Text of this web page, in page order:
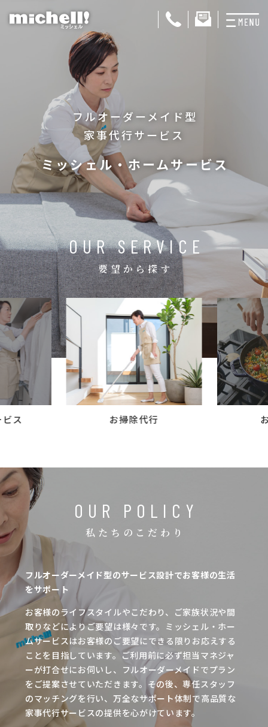
お料理代行
おためしサービス
サービス一覧
ご契約者さま限定サ
会社紹介
コラム
ご案内
お知らせ
家事スタッフ募集
働く仲間インタビュー
フルオーダーメイド型
家事代行サービス
ミッシェル・ホームサービス
OUR SERVICE
要望から探す
ス お掃除代行
OUR POLICY
私たちのこだわり
フルオーダーメイド型のサービス設計でお客様の生活
をサポート
お客様のライフスタイルやこだわり、ご家族状況や間
取りなどによりご要望は様々です。ミッシェル・ホー
ムサービスはお客様のご要望にできる限りお応えする
ことを目指しています。ご利用前に必ず担当マネジャ
ーが打合せにお伺いし、フルオーダーメイドでプラン
をご提案させていただきます。その後、専任スタッフ
のマッチングを行い、万全なサポート体制で高品質な
家事代行サービスの提供を心がけています。